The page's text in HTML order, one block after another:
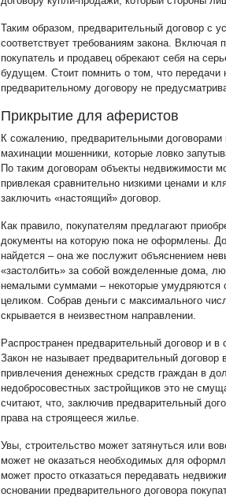
Таким образом, предварительный договор с
соответствует требованиям закона. Включая
покупатель и продавец обрекают себя на
будущем. Стоит помнить о том, что передачи
предварительному договору не
Прикрытие для аферистов
К сожалению, предварительными договорами
махинации мошенники, которые ловко
По таким договорам объекты недвижимости
привлекая сравнительно низкими ценами и
заключить «настоящий» договор.
Как правило, покупателям предлагают
документы на которую пока не оформлены.
найдется – она же послужит объяснением
«застолбить» за собой вожделенные дома,
немалыми суммами – некоторые умудряются
целиком. Собрав деньги с максимального
скрывается в неизвестном направлении.
Распространен предварительный договор и в
Закон не называет предварительный договор
привлечения денежных средств граждан в
недобросовестных застройщиков это не
считают, что, заключив предварительный
права на строящееся жилье.
Увы, строительство может затянуться или
может не оказаться необходимых для
может просто отказаться передавать
основании предварительного договора